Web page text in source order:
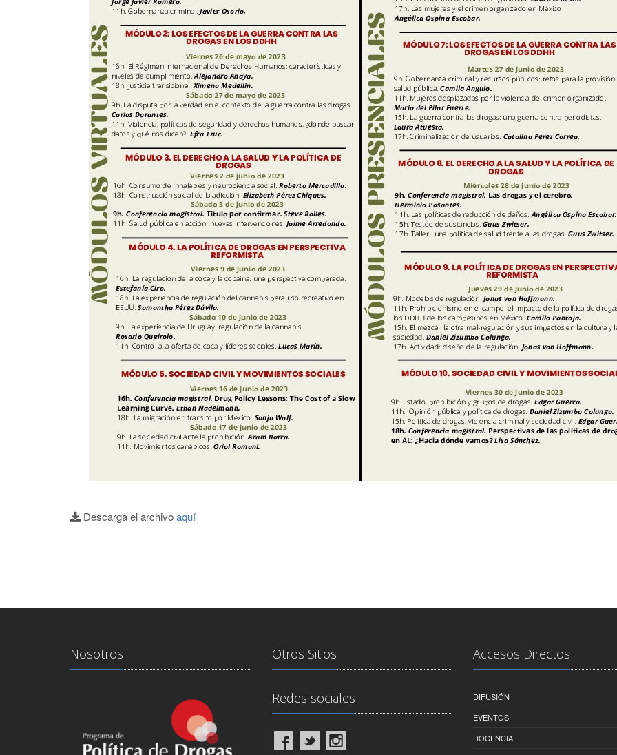
Descarga el archivoaquí
Nosotros Otros Sitios
Redes sociales
Accesos Directos
DIFUSIÓN
EVENTOS
DOCENCIA